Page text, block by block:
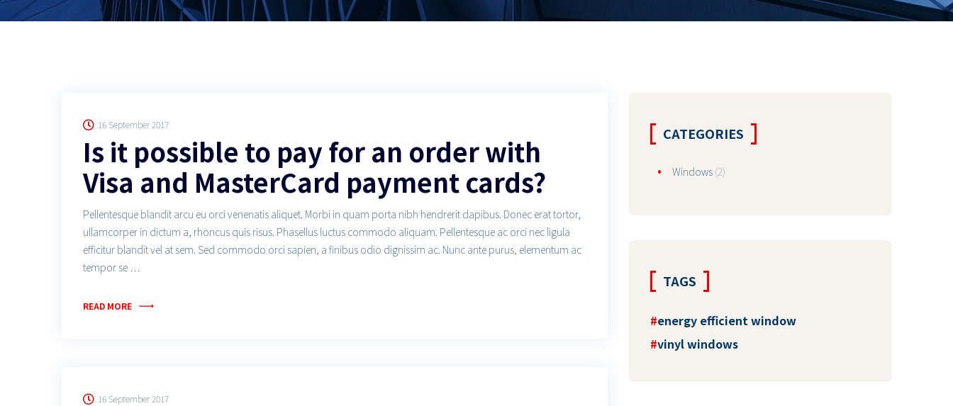
16 September 2017
Is it possible to pay for an order with
Visa and MasterCard payment cards?
Pellentesque blandit arcu eu orci venenatis aliquet. Morbi in quam porta nibh hendrerit dapibus. Donec erat tortor,
ullamcorper in dictum a, rhoncus quis risus. Phasellus luctus commodo aliquam. Pellentesque ac orci nec ligula
efficitur blandit vel at sem. Sed commodo orci sapien, a finibus odio dignissim ac. Nunc ante purus, elementum ac
tempor se …
READ MORE
16 September 2017
CATEGORIES
Windows (2)
TAGS
energy efficient window
vinyl windows